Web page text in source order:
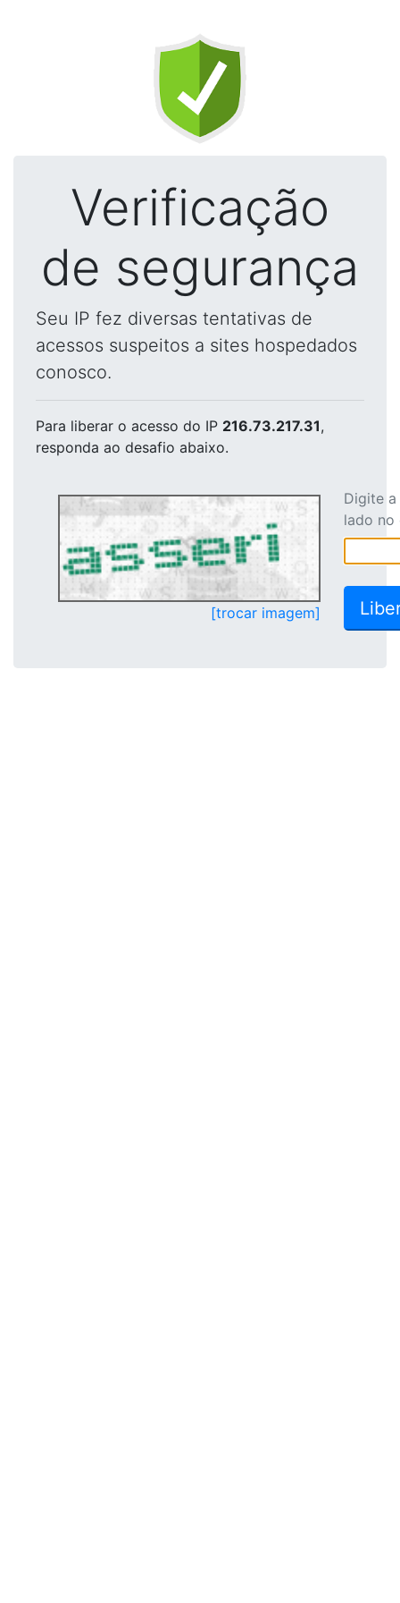
Verificação
de segurança
Seu IP fez diversas tentativas de
acessos suspeitos a sites hospedados
conosco.
Para liberar o acesso do IP 216.73.217.31,
responda ao desafio abaixo.
[trocar imagem]
Digite
lado no